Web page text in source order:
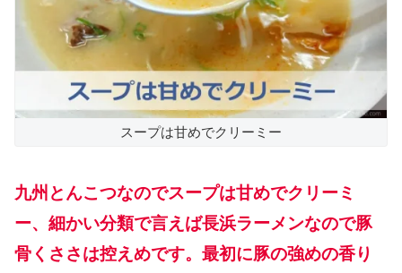
スープは甘めでクリーミー
九州とんこつなのでスープは甘めでクリーミ
ー、細かい分類で言えば長浜ラーメンなので豚
骨くささは控えめです。最初に豚の強めの香り